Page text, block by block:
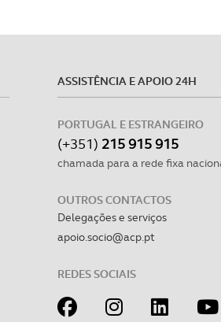
ASSISTÊNCIA E APOIO 24H
PORTUGAL E ESTRANGEIRO
(+351) 215 915 915
chamada para a rede fixa
OUTROS CONTACTOS
Delegações e serviços
apoio.socio@acp.pt
REDES SOCIAIS